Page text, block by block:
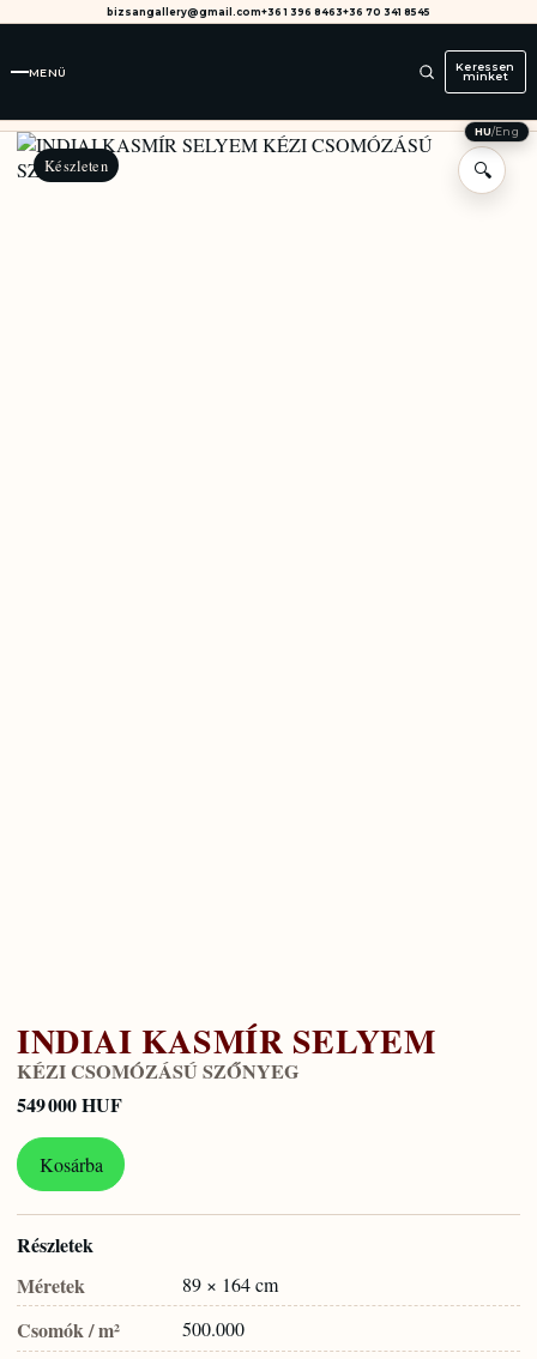
bizsangallery@gmail.com+36 1 396 8463+36 70 341 8545
MENÜ Keressen
minket
HU/Eng
Készleten 🔍
INDIAI KASMÍR SELYEM
KÉZI CSOMÓZÁSÚ SZŐNYEG
549 000 HUF
Kosárba
Részletek
Méretek
89 × 164 cm
Csomók / m² 500.000